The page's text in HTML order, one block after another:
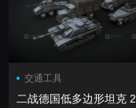
交通工具
二战德国低多边形坦克 2